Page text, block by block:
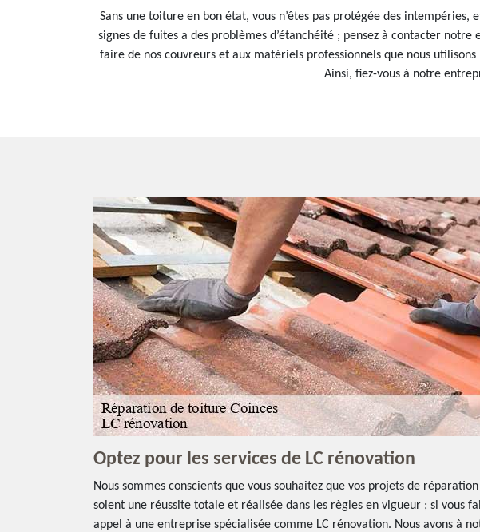
Sans une toiture en bon état, vous n’êtes pas protégée des
signes de fuites a des problèmes d’étanchéité ; pensez à contacter
faire de nos couvreurs et aux matériels professionnels que nous
Ainsi, fiez-vous à notre
Optez pour les services de LC rénovation
Nous sommes conscients que vous souhaitez que vos projets de
soient une réussite totale et réalisée dans les règles en vigueur ; si vous
appel à une entreprise spécialisée comme LC rénovation. Nous avons à